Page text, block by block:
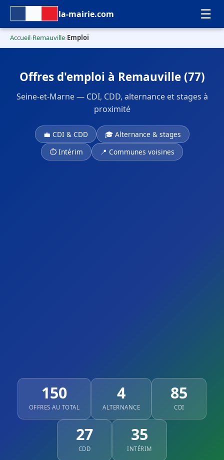
la-mairie.com ☰
Accueil›Remauville›Emploi
Offres d'emploi à Remauville (77)
Seine-et-Marne — CDI, CDD, alternance et stages à
proximité
💼 CDI & CDD
🎓 Alternance & stages
⏱ Intérim
📍 Communes voisines
150
OFFRES AU TOTAL
4
ALTERNANCE
85
CDI
27
CDD
35
INTÉRIM